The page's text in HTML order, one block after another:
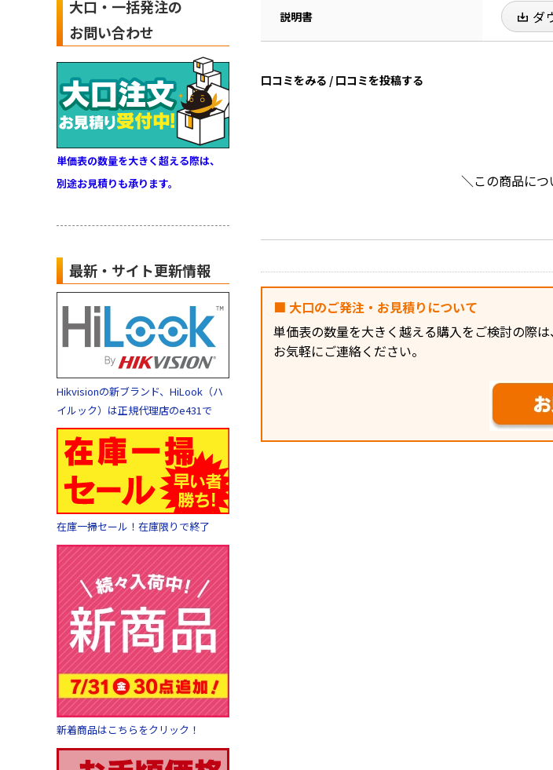
大口・一括発注の
お問い合わせ
単価表の数量を大きく超える際は、
別途お見積りも承ります。
最新・サイト更新情報
Hikvisionの新ブランド、HiLook（ハ
イルック）は正規代理店のe431で
在庫一掃セール！在庫限りで終了
新着商品はこちらをクリック！
説明書 ダ
口コミをみる / 口コミを投稿する
＼この商品に
■ 大口のご発注・お見積りについて
単価表の数量を大きく越える購入をご検討の際は
お気軽にご連絡ください。